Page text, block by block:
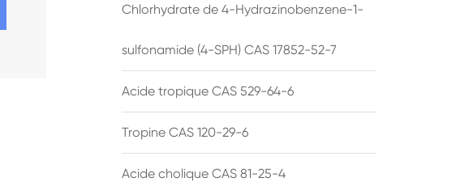
Chlorhydrate de 4-Hydrazinobenzene-1-
sulfonamide (4-SPH) CAS 17852-52-7
Acide tropique CAS 529-64-6
Tropine CAS 120-29-6
Acide cholique CAS 81-25-4